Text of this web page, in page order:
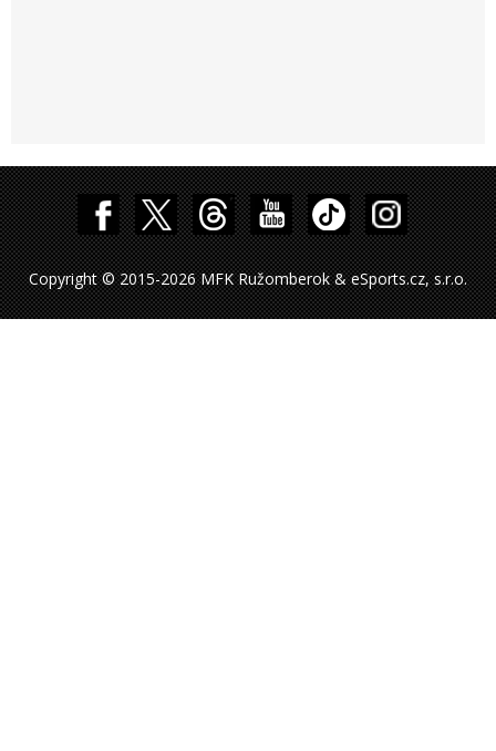
Copyright © 2015-2026 MFK Ružomberok & eSports.cz, s.r.o.